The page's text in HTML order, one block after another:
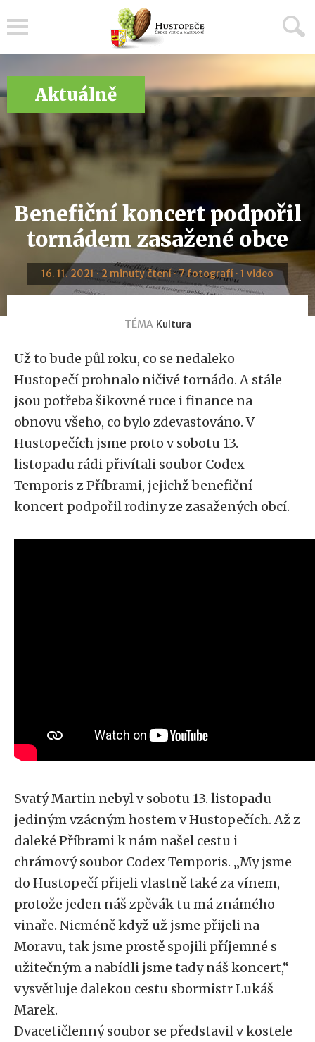
Aktuálně
Benefiční koncert podpořil
tornádem zasažené obce
16. 11. 2021 · 2 minuty čtení · 7 fotografí · 1 video
TÉMA Kultura
Už to bude půl roku, co se nedaleko
Hustopečí prohnalo ničivé tornádo. A stále
jsou potřeba šikovné ruce i finance na
obnovu všeho, co bylo zdevastováno. V
Hustopečích jsme proto v sobotu 13.
listopadu rádi přivítali soubor Codex
Temporis z Příbrami, jejichž benefiční
koncert podpořil rodiny ze zasažených obcí.
Svatý Martin nebyl v sobotu 13. listopadu
jediným vzácným hostem v Hustopečích. Až z
daleké Příbrami k nám našel cestu i
chrámový soubor Codex Temporis. „My jsme
do Hustopečí přijeli vlastně také za vínem,
protože jeden náš zpěvák tu má známého
vinaře. Nicméně když už jsme přijeli na
Moravu, tak jsme prostě spojili příjemné s
užitečným a nabídli jsme tady náš koncert,“
vysvětluje dalekou cestu sbormistr Lukáš
Marek.
Dvacetičlenný soubor se představil v kostele